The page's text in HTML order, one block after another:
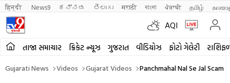
हिन्दी News9 ಕನ್ನಡ తెలుగు मराठी বাংলা ਪੰਜਾਬੀ தமிழ்
AQI
તાજા સમાચાર ક્રિકેટ ન્યૂઝ ગુજરાત વીડિયોઝ ફોટો ગેલેરી
Gujarati News Videos Gujarat Videos Panchmahal Nal Se Jal